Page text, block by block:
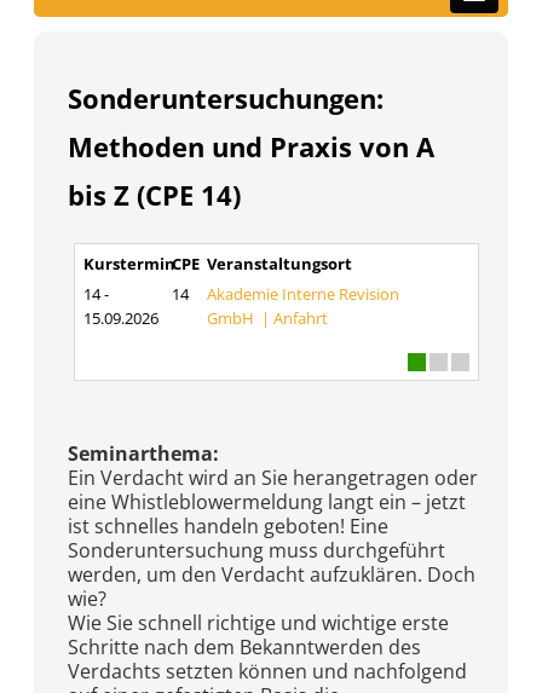
Sonderuntersuchungen:
Methoden und Praxis von A
bis Z (CPE 14)
KursterminCPE Veranstaltungsort
14 -
15.09.2026
14
Akademie Interne Revision
GmbH |Anfahrt
Seminarthema:
Ein Verdacht wird an Sie herangetragen oder
eine Whistleblowermeldung langt ein – jetzt
ist schnelles handeln geboten! Eine
Sonderuntersuchung muss durchgeführt
werden, um den Verdacht aufzuklären. Doch
wie?
Wie Sie schnell richtige und wichtige erste
Schritte nach dem Bekanntwerden des
Verdachts setzten können und nachfolgend